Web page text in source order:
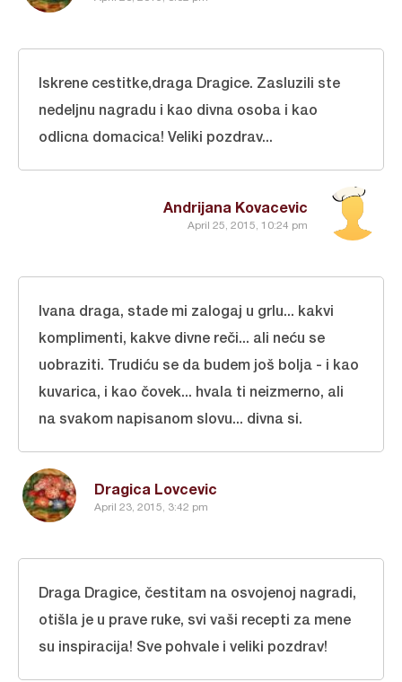
Andrijana Kovacevic
April 25, 2015, 10:24 pm
Iskrene cestitke,draga Dragice. Zasluzili ste
nedeljnu nagradu i kao divna osoba i kao
odlicna domacica! Veliki pozdrav...
Dragica Lovcevic
April 23, 2015, 3:42 pm
Ivana draga, stade mi zalogaj u grlu... kakvi
komplimenti, kakve divne reči... ali neću se
uobraziti. Trudiću se da budem još bolja - i kao
kuvarica, i kao čovek... hvala ti neizmerno, ali
na svakom napisanom slovu... divna si.
Draga Dragice, čestitam na osvojenoj nagradi,
otišla je u prave ruke, svi vaši recepti za mene
su inspiracija! Sve pohvale i veliki pozdrav!